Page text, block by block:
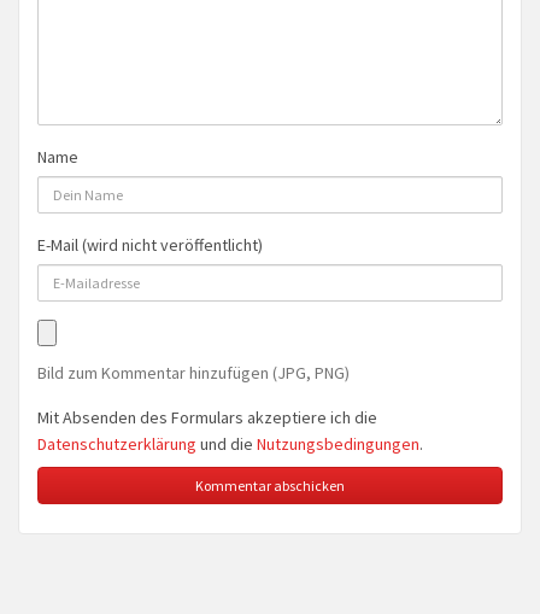
Name
E-Mail (wird nicht veröffentlicht)
Bild zum Kommentar hinzufügen (JPG, PNG)
Mit Absenden des Formulars akzeptiere ich die
Datenschutzerklärung und die Nutzungsbedingungen.